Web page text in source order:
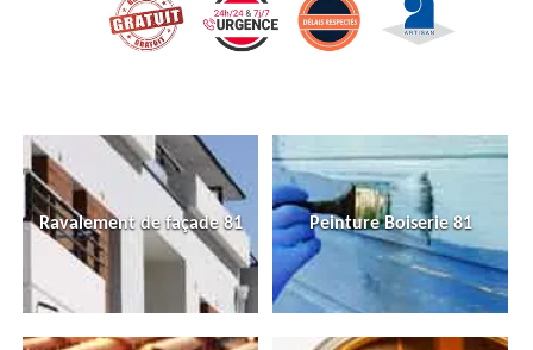
Ravalement de façade 81 Peinture Boiserie 81